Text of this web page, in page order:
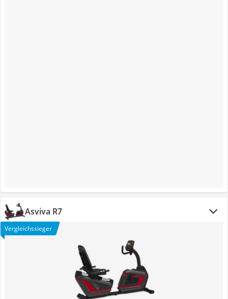
Asviva R7
Vergleichssieger